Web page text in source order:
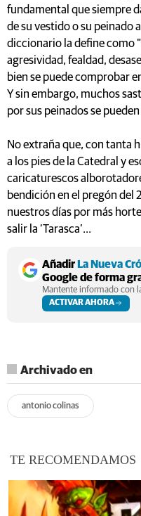
fundamental que siempre
de su vestido o su peinado
diccionario la define como
agresividad, fealdad,
bien se puede comprobar
Y sin embargo, muchos
por sus peinados se
No extraña que, con tanta
a los pies de la Catedral y
caricaturescos
bendición en el pregón del
nuestros días por más
salir la ‘Tarasca’...
AñadirLa Nueva
Google de forma
Mantente informado con
ACTIVAR AHORA
Archivado en
antonio colinas
TE RECOMENDAMOS